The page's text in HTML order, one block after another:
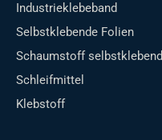
Industrieklebeband
Selbstklebende Folien
Schaumstoff selbstklebend
Schleifmittel
Klebstoff